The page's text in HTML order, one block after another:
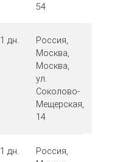
54
1 дн.
Россия,
Москва,
Москва,
ул.
Соколово-
Мещерская,
14
1 дн.
Россия,